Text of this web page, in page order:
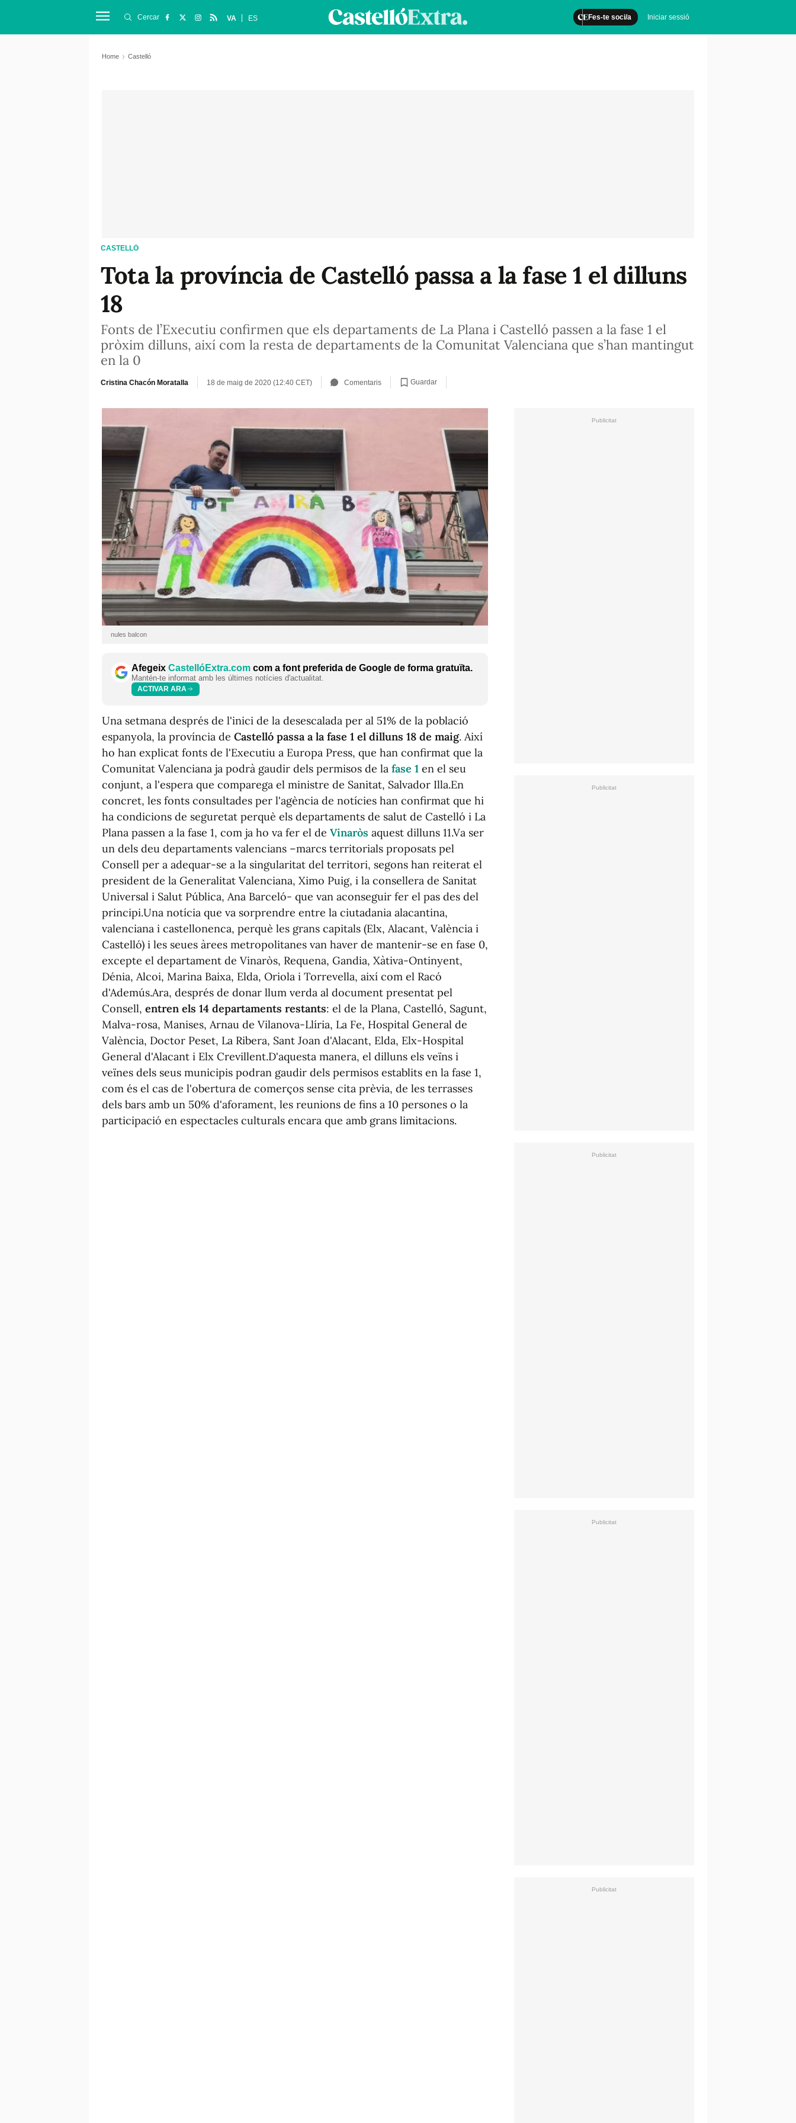
Fes-te soci/a Iniciar sessió
Cercar VA ES
Home Castelló
CASTELLÓ
Tota la província de Castelló passa a la fase 1 el dilluns
18
Fonts de l’Executiu confirmen que els departaments de La Plana i Castelló passen a la fase 1 el
pròxim dilluns, així com la resta de departaments de la Comunitat Valenciana que s’han mantingut
en la 0
Cristina Chacón Moratalla 18 de maig de 2020 (12:40 CET) Comentaris Guardar
nules balcon
Afegeix CastellóExtra.com com a font preferida de Google de forma gratuïta.
Mantén-te informat amb les últimes notícies d'actualitat.
ACTIVAR ARA
Una setmana després de l'inici de la desescalada per al 51% de la població
espanyola, la província de Castelló passa a la fase 1 el dilluns 18 de maig. Així
ho han explicat fonts de l'Executiu a Europa Press, que han confirmat que la
Comunitat Valenciana ja podrà gaudir dels permisos de la fase 1 en el seu
conjunt, a l'espera que comparega el ministre de Sanitat, Salvador Illa.En
concret, les fonts consultades per l'agència de notícies han confirmat que hi
ha condicions de seguretat perquè els departaments de salut de Castelló i La
Plana passen a la fase 1, com ja ho va fer el de Vinaròs aquest dilluns 11.Va ser
un dels deu departaments valencians –marcs territorials proposats pel
Consell per a adequar-se a la singularitat del territori, segons han reiterat el
president de la Generalitat Valenciana, Ximo Puig, i la consellera de Sanitat
Universal i Salut Pública, Ana Barceló- que van aconseguir fer el pas des del
principi.Una notícia que va sorprendre entre la ciutadania alacantina,
valenciana i castellonenca, perquè les grans capitals (Elx, Alacant, València i
Castelló) i les seues àrees metropolitanes van haver de mantenir-se en fase 0,
excepte el departament de Vinaròs, Requena, Gandia, Xàtiva-Ontinyent,
Dénia, Alcoi, Marina Baixa, Elda, Oriola i Torrevella, així com el Racó
d'Ademús.Ara, després de donar llum verda al document presentat pel
Consell, entren els 14 departaments restants: el de la Plana, Castelló, Sagunt,
Malva-rosa, Manises, Arnau de Vilanova-Llíria, La Fe, Hospital General de
València, Doctor Peset, La Ribera, Sant Joan d'Alacant, Elda, Elx-Hospital
General d'Alacant i Elx Crevillent.D'aquesta manera, el dilluns els veïns i
veïnes dels seus municipis podran gaudir dels permisos establits en la fase 1,
com és el cas de l'obertura de comerços sense cita prèvia, de les terrasses
dels bars amb un 50% d'aforament, les reunions de fins a 10 persones o la
participació en espectacles culturals encara que amb grans limitacions.